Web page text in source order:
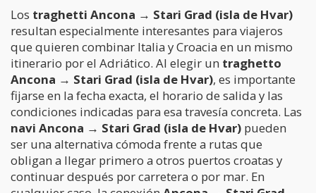
Los traghetti Ancona → Stari Grad (isla de Hvar)
resultan especialmente interesantes para viajeros
que quieren combinar Italia y Croacia en un mismo
itinerario por el Adriático. Al elegir un traghetto
Ancona → Stari Grad (isla de Hvar), es importante
fijarse en la fecha exacta, el horario de salida y las
condiciones indicadas para esa travesía concreta. Las
navi Ancona → Stari Grad (isla de Hvar) pueden
ser una alternativa cómoda frente a rutas que
obligan a llegar primero a otros puertos croatas y
continuar después por carretera o por mar. En